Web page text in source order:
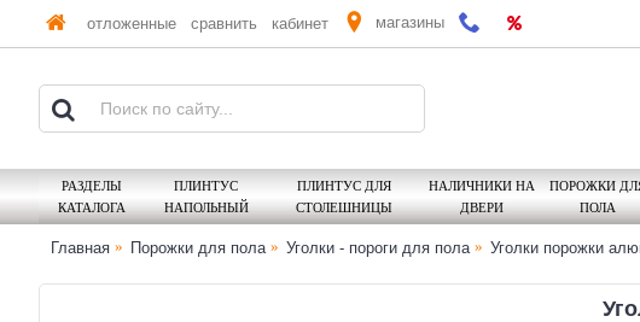
отложенные сравнить кабинет магазины
РАЗДЕЛЫ
КАТАЛОГА
ПЛИНТУС
НАПОЛЬНЫЙ
ПЛИНТУС ДЛЯ
СТОЛЕШНИЦЫ
НАЛИЧНИКИ НА
ДВЕРИ
ПОРОЖКИ
ПОЛА
Главная Порожки для пола Уголки - пороги для пола Уголки порожки